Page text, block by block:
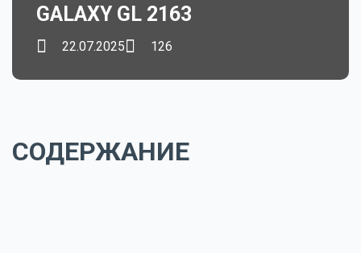
GALAXY GL 2163
22.07.2025 126
СОДЕРЖАНИЕ